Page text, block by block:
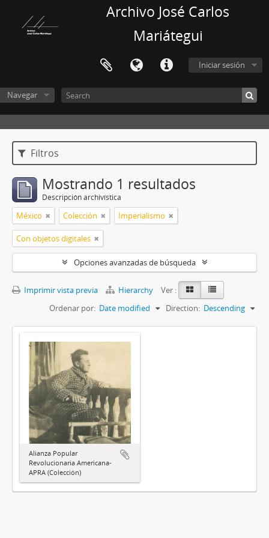
Archivo José Carlos
Mariátegui
Iniciar sesión
Navegar
Filtros
Mostrando 1 resultados
Descripción archivística
México Colección Imperialismo
Con objetos digitales
Opciones avanzadas de búsqueda
Imprimir vista previa Hierarchy
Ver :
Ordenar por: Date modified Direction: Descending
Alianza Popular
Revolucionaria Americana-
APRA (Colección)